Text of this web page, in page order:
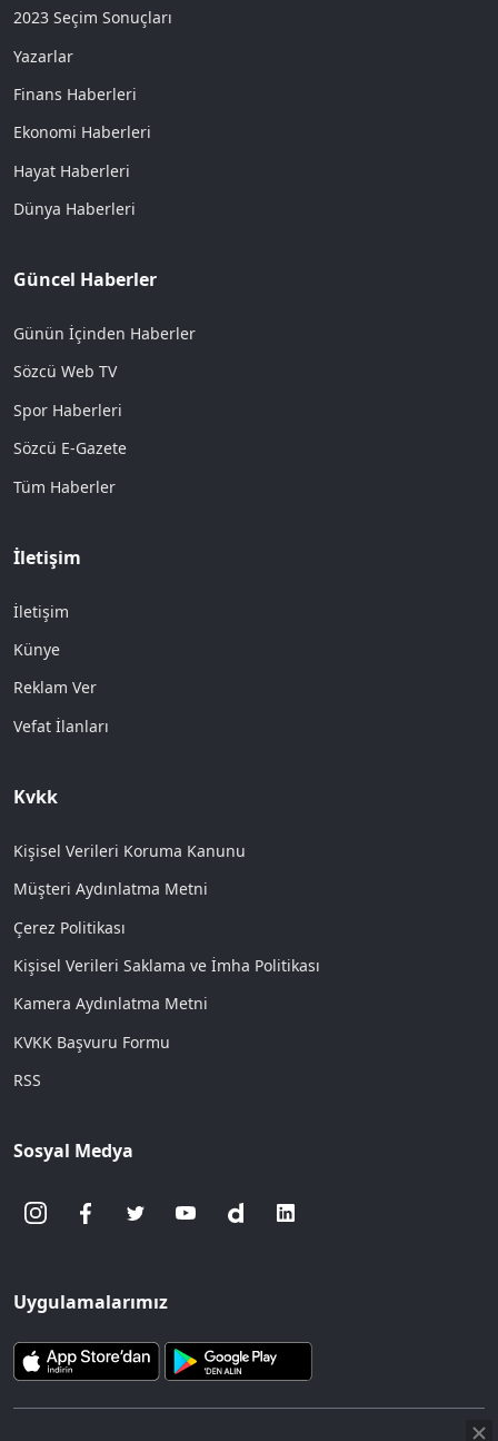
2023 Seçim Sonuçları
Yazarlar
Finans Haberleri
Ekonomi Haberleri
Hayat Haberleri
Dünya Haberleri
Güncel Haberler
Günün İçinden Haberler
Sözcü Web TV
Spor Haberleri
Sözcü E-Gazete
Tüm Haberler
İletişim
İletişim
Künye
Reklam Ver
Vefat İlanları
Kvkk
Kişisel Verileri Koruma Kanunu
Müşteri Aydınlatma Metni
Çerez Politikası
Kişisel Verileri Saklama ve İmha Politikası
Kamera Aydınlatma Metni
KVKK Başvuru Formu
RSS
Sosyal Medya
Uygulamalarımız